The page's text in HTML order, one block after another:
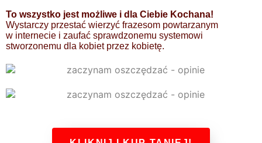
To wszystko jest możliwe i dla Ciebie Kochana!
Wystarczy przestać wierzyć frazesom powtarzanym
w internecie i zaufać sprawdzonemu systemowi
stworzonemu dla kobiet przez kobietę.